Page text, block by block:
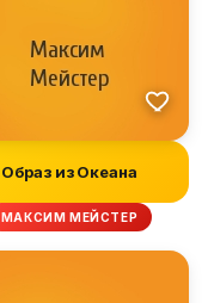
Образ из Океана
МАКСИМ МЕЙСТЕР